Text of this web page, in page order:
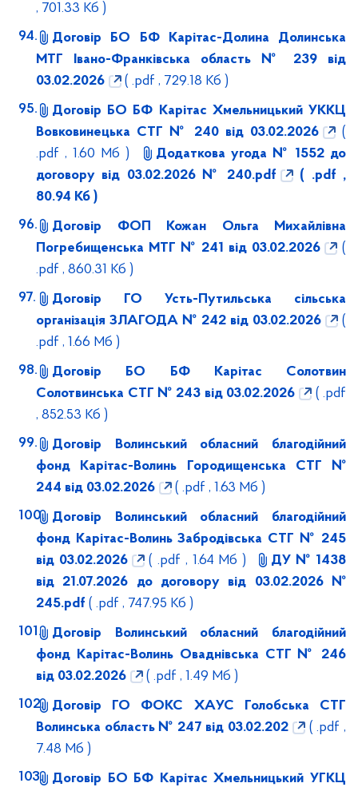
, 701.33 Кб )
Договір БО БФ Карітас-Долина Долинська
МТГ Івано-Франківська область № 239 від
03.02.2026
( .pdf , 729.18 Кб )
Договір БО БФ Карітас Хмельницький УККЦ
Вовковинецька СТГ № 240 від 03.02.2026
(
.pdf , 1.60 Мб )
Додаткова угода № 1552 до
договору від 03.02.2026 № 240.pdf
( .pdf ,
80.94 Кб )
Договір ФОП Кожан Ольга Михайлівна
Погребищенська МТГ № 241 від 03.02.2026
(
.pdf , 860.31 Кб )
Договір ГО Усть-Путильська сільська
організація ЗЛАГОДА № 242 від 03.02.2026
(
.pdf , 1.66 Мб )
Договір БО БФ Карітас Солотвин
Солотвинська СТГ № 243 від 03.02.2026
( .pdf
, 852.53 Кб )
Договір Волинський обласний благодійний
фонд Карітас-Волинь Городищенська СТГ №
244 від 03.02.2026
( .pdf , 1.63 Мб )
Договір Волинський обласний благодійний
фонд Карітас-Волинь Забродівська СТГ № 245
від 03.02.2026
( .pdf , 1.64 Мб )
ДУ № 1438
від 21.07.2026 до договору від 03.02.2026 №
245.pdf ( .pdf , 747.95 Кб )
Договір Волинський обласний благодійний
фонд Карітас-Волинь Оваднівська СТГ № 246
від 03.02.2026
( .pdf , 1.49 Мб )
Договір ГО ФОКС ХАУС Голобська СТГ
Волинська область № 247 від 03.02.202
( .pdf ,
7.48 Мб )
Договір БО БФ Карітас Хмельницький УГКЦ